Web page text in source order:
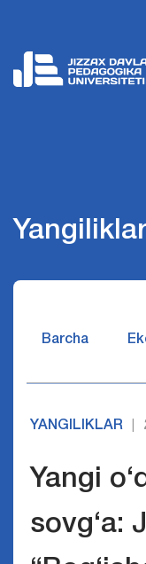
Barcha
YANGILIKLAR
Yangi
sovg‘a: